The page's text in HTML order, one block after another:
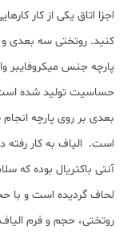
اجزا اتاق یکی از کار
کنید. روتختی سه بعدی و
پارچه جنس میکروفایبر
حساسیت تولید شده است
بعدی بر روی پارچه
آنتی باکتریال بوده که
لحاف گردیده است و با
روتختی، حجم و فرم